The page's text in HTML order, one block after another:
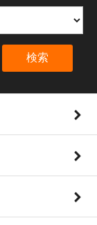
検索